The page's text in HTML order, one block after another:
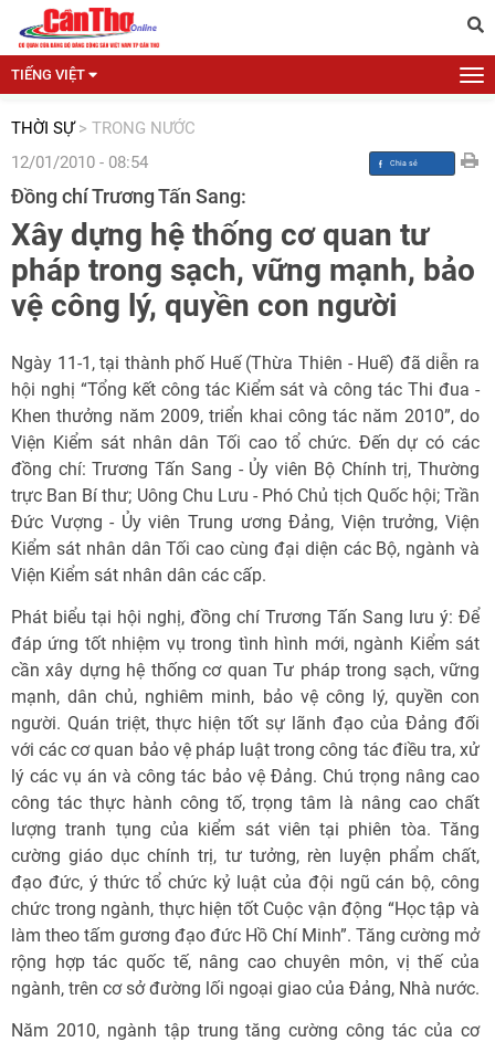
TIẾNG VIỆT
THỜI SỰ > TRONG NƯỚC
12/01/2010 - 08:54
Đồng chí Trương Tấn Sang:
Xây dựng hệ thống cơ quan tư
pháp trong sạch, vững mạnh, bảo
vệ công lý, quyền con người
Ngày 11-1, tại thành phố Huế (Thừa Thiên - Huế) đã diễn ra
hội nghị “Tổng kết công tác Kiểm sát và công tác Thi đua -
Khen thưởng năm 2009, triển khai công tác năm 2010”, do
Viện Kiểm sát nhân dân Tối cao tổ chức. Đến dự có các
đồng chí: Trương Tấn Sang - Ủy viên Bộ Chính trị, Thường
trực Ban Bí thư; Uông Chu Lưu - Phó Chủ tịch Quốc hội; Trần
Đức Vượng - Ủy viên Trung ương Đảng, Viện trưởng, Viện
Kiểm sát nhân dân Tối cao cùng đại diện các Bộ, ngành và
Viện Kiểm sát nhân dân các cấp.
Phát biểu tại hội nghị, đồng chí Trương Tấn Sang lưu ý: Để
đáp ứng tốt nhiệm vụ trong tình hình mới, ngành Kiểm sát
cần xây dựng hệ thống cơ quan Tư pháp trong sạch, vững
mạnh, dân chủ, nghiêm minh, bảo vệ công lý, quyền con
người. Quán triệt, thực hiện tốt sự lãnh đạo của Đảng đối
với các cơ quan bảo vệ pháp luật trong công tác điều tra, xử
lý các vụ án và công tác bảo vệ Đảng. Chú trọng nâng cao
công tác thực hành công tố, trọng tâm là nâng cao chất
lượng tranh tụng của kiểm sát viên tại phiên tòa. Tăng
cường giáo dục chính trị, tư tưởng, rèn luyện phẩm chất,
đạo đức, ý thức tổ chức kỷ luật của đội ngũ cán bộ, công
chức trong ngành, thực hiện tốt Cuộc vận động “Học tập và
làm theo tấm gương đạo đức Hồ Chí Minh”. Tăng cường mở
rộng hợp tác quốc tế, nâng cao chuyên môn, vị thế của
ngành, trên cơ sở đường lối ngoại giao của Đảng, Nhà nước.
Năm 2010, ngành tập trung tăng cường công tác của cơ